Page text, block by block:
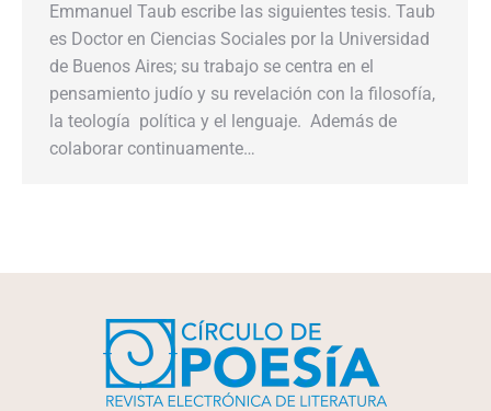
Emmanuel Taub escribe las siguientes tesis. Taub
es Doctor en Ciencias Sociales por la Universidad
de Buenos Aires; su trabajo se centra en el
pensamiento judío y su revelación con la filosofía,
la teología política y el lenguaje. Además de
colaborar continuamente…